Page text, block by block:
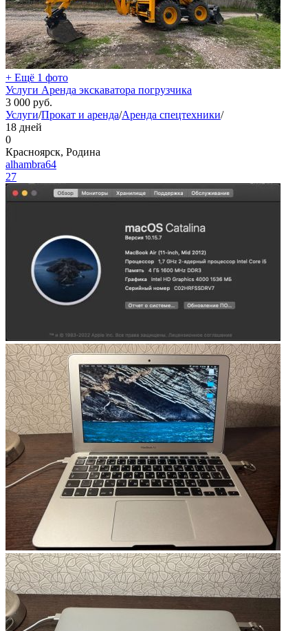
+ Ещё 1 фото
Услуги Аренда экскаватора погрузчика
3 000 руб.
Услуги/Прокат и аренда/Аренда спецтехники/
18 дней
0
Красноярск, Родина
alhambra64
27